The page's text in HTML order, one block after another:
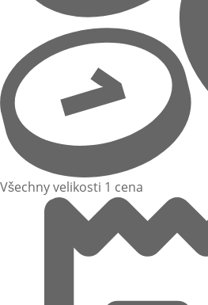
Všechny velikosti 1 cena